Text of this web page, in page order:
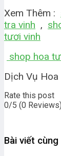
Xem Thêm :
tra vinh ,
tươi vinh
shop hoa
Dịch Vụ
Rate this post
0/5 (0 Reviews)
Bài viết